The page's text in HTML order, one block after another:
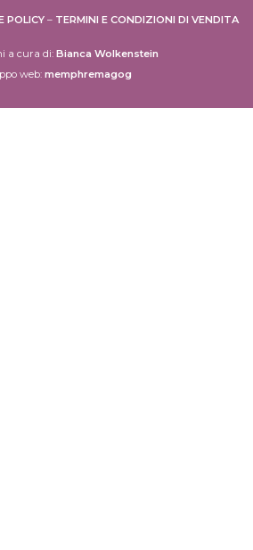
POLICY – TERMINI E CONDIZIONI DI VENDITA
a cura di: Bianca Wolkenstein
web: memphremagog